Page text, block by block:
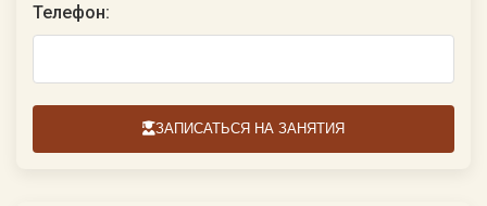
Телефон:
ЗАПИСАТЬСЯ НА ЗАНЯТИЯ